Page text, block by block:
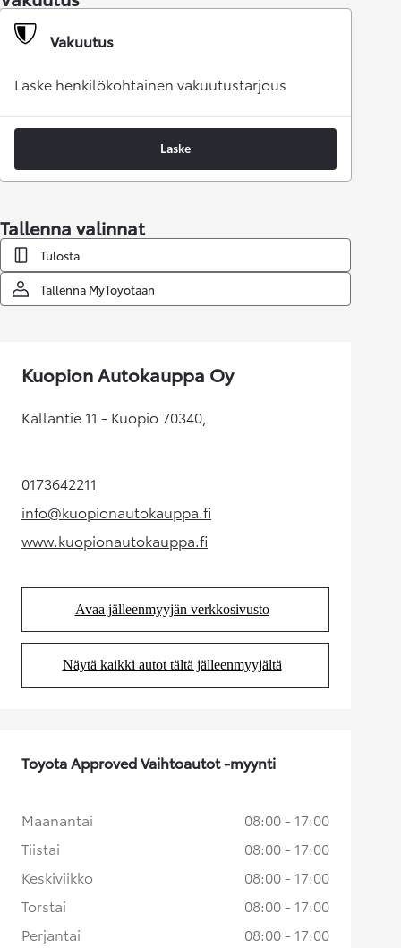
Vakuutus
Laske henkilökohtainen vakuutustarjous
Laske
Tallenna valinnat
Tulosta
Tallenna MyToyotaan
Kuopion Autokauppa Oy
Kallantie 11 - Kuopio 70340,
0173642211(Aukeaa uudessa välilehdessä)
info@kuopionautokauppa.fi(Aukeaa uudessa välilehdessä)
www.kuopionautokauppa.fi(Aukeaa uudessa välilehdessä)
Avaa jälleenmyyjän verkkosivusto
(Aukeaa uudessa välilehdessä)
Näytä kaikki autot tältä jälleenmyyjältä
(Aukeaa uudessa välilehdessä)
Toyota Approved Vaihtoautot -myynti
Maanantai
08:00 - 17:00
Tiistai
08:00 - 17:00
Keskiviikko
08:00 - 17:00
Torstai
08:00 - 17:00
Perjantai
08:00 - 17:00